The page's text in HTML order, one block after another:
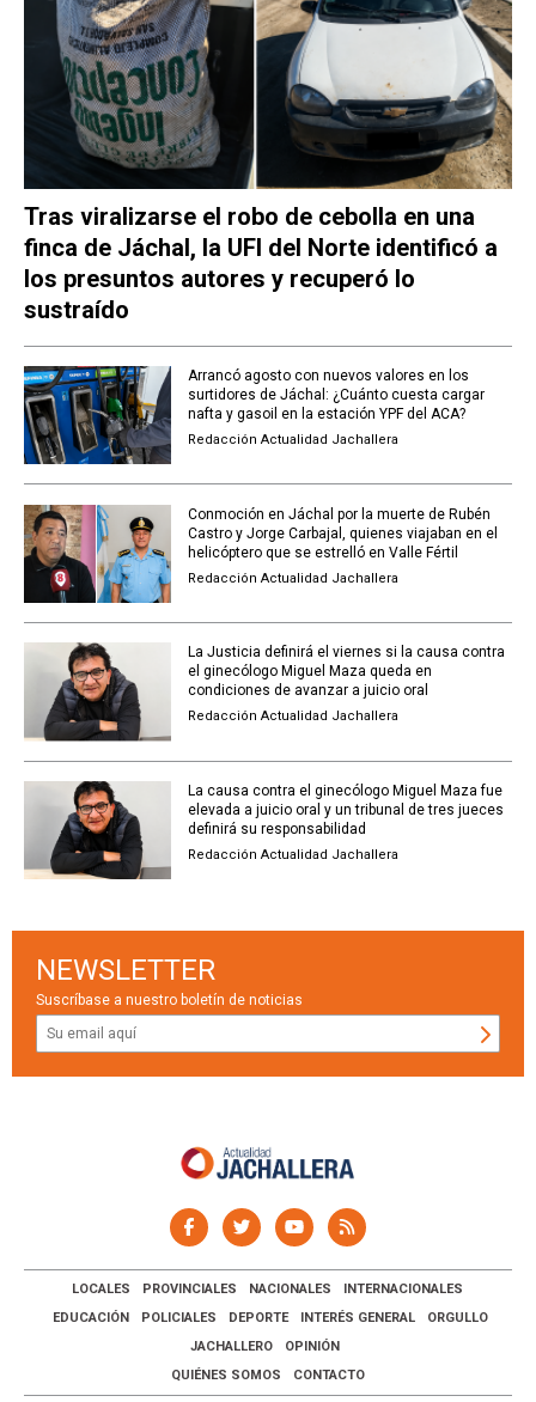
Tras viralizarse el robo de cebolla en una
finca de Jáchal, la UFI del Norte identificó a
los presuntos autores y recuperó lo
sustraído
Arrancó agosto con nuevos valores en los
surtidores de Jáchal: ¿Cuánto cuesta cargar
nafta y gasoil en la estación YPF del ACA?
Redacción Actualidad Jachallera
Conmoción en Jáchal por la muerte de Rubén
Castro y Jorge Carbajal, quienes viajaban en el
helicóptero que se estrelló en Valle Fértil
Redacción Actualidad Jachallera
La Justicia definirá el viernes si la causa contra
el ginecólogo Miguel Maza queda en
condiciones de avanzar a juicio oral
Redacción Actualidad Jachallera
La causa contra el ginecólogo Miguel Maza fue
elevada a juicio oral y un tribunal de tres jueces
definirá su responsabilidad
Redacción Actualidad Jachallera
NEWSLETTER
Suscríbase a nuestro boletín de noticias
LOCALES PROVINCIALES NACIONALES
INTERNACIONALES
EDUCACIÓN
POLICIALES DEPORTE INTERÉS GENERAL
ORGULLO
JACHALLERO
OPINIÓN
QUIÉNES SOMOS
CONTACTO